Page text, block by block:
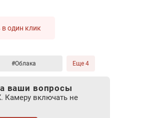
в один клик
#Облака Еще 4
ваши вопросы
Камеру включать не